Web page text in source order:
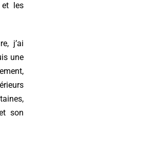
et les
j’ai
une
son